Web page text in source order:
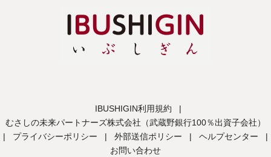
IBUSHIGIN利用規約
|
むさしの未来パートナーズ株式会社（武蔵野銀行100％出資子会社）
|
プライバシーポリシー | 外部送信ポリシー | ヘルプセンター
|
お問い合わせ